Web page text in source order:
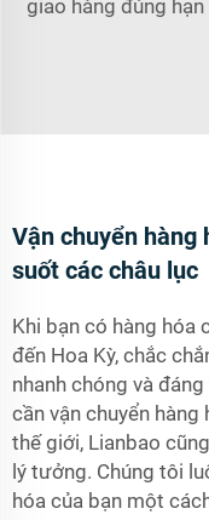
giao hàng đúng
Vận chuyển hàng
suốt các châu lục
Khi bạn có hàng hóa
đến Hoa Kỳ, chắc
nhanh chóng và
cần vận chuyển
thế giới, Lianbao
lý tưởng. Chúng tôi
hóa của bạn một